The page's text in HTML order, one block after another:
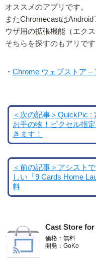
オススメのアプリです。
またChromecastは
ウザ用の拡張機能（エク
そちらを探すのもアリです
・ Chrome ウェブストア –
＜次の記事＞QuickPic :
お手の物！ピクセル指
きます！
＜前の記事＞アシスト
しい「9 Cards Home
料
Cast Store
価格：無料
開発：GoKo